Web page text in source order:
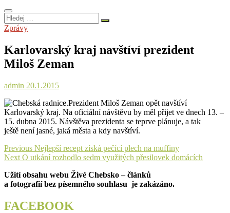
Hledej
…
Zprávy
Karlovarský kraj navštíví prezident
Miloš Zeman
admin 20.1.2015
Prezident Miloš Zeman opět navštíví
Karlovarský kraj. Na oficiální návštěvu by měl přijet ve dnech 13. –
15. dubna 2015. Návštěva prezidenta se teprve plánuje, a tak
ještě není jasné, jaká města a kdy navštíví.
Navigace
pro
příspěvek
Previous Previous
post:
Nejlepší recept získá pečící plech na muffiny
Next Next
O utkání rozhodlo sedm využitých přesilovek domácích
Užití obsahu webu Živé Chebsko – článků
a fotografií bez písemného souhlasu je zakázáno.
FACEBOOK